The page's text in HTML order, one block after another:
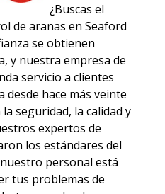
¿Buscas el
de aranas en Seaford
se obtienen
y nuestra empresa de
servicio a clientes
desde hace más veinte
seguridad, la calidad y
expertos de
los estándares del
personal está
tus problemas de